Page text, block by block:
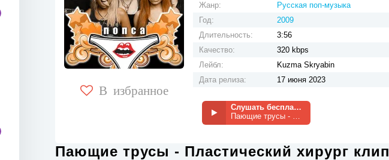
В избранное
Жанр:
Русская поп-музыка
Год:
2009
Длительность:
3:56
Качество:
320 kbps
Лейбл:
Kuzma Skryabin
Дата релиза:
17 июня 2023
Слушать бесплатно
Пающие трусы - Пластический хирург
Пающие трусы - Пластический хирург клип